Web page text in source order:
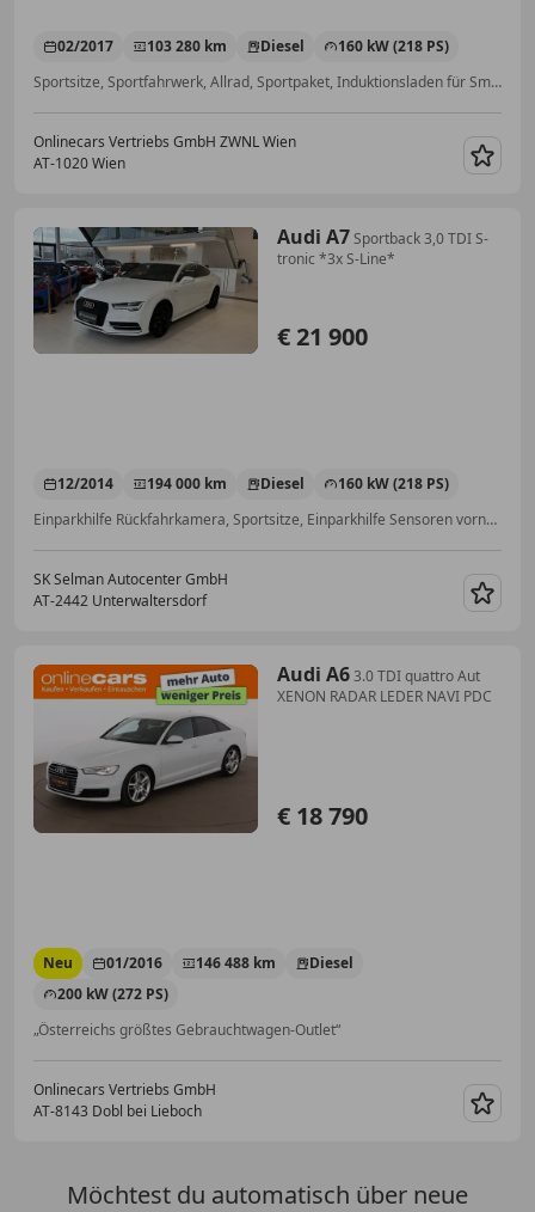
02/2017 103 280 km Diesel
160 kW (218 PS)
Sportsitze, Sportfahrwerk, Allrad, Sportpaket, Induktionsladen für Smartphones, Soundsystem, Panoramadach, Schaltwippen
Onlinecars Vertriebs GmbH ZWNL Wien
AT-1020 Wien
Audi A7Sportback 3,0 TDI S-
tronic *3x S-Line*
€ 21 900
12/2014 194 000 km Diesel
160 kW (218 PS)
Einparkhilfe Rückfahrkamera, Sportsitze, Einparkhilfe Sensoren vorne, Sportpaket, Schaltwippen, Head-up display, Schlüssellose Zentralverriegelung, Soundsystem
SK Selman Autocenter GmbH
AT-2442 Unterwaltersdorf
Audi A63.0 TDI quattro Aut
XENON RADAR LEDER NAVI PDC
€ 18 790
Neu 01/2016 146 488 km
Diesel
200 kW (272 PS)
„Österreichs größtes Gebrauchtwagen-Outlet“
Onlinecars Vertriebs GmbH
AT-8143 Dobl bei Lieboch
Möchtest du automatisch über neue